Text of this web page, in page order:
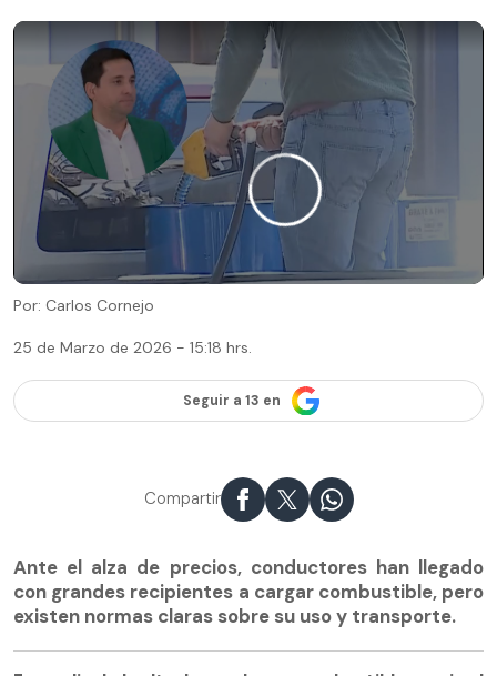
Por: Carlos Cornejo
25 de Marzo de 2026 - 15:18 hrs.
Seguir a 13 en
Compartir
Ante el alza de precios, conductores han llegado
con grandes recipientes a cargar combustible, pero
existen normas claras sobre su uso y transporte.